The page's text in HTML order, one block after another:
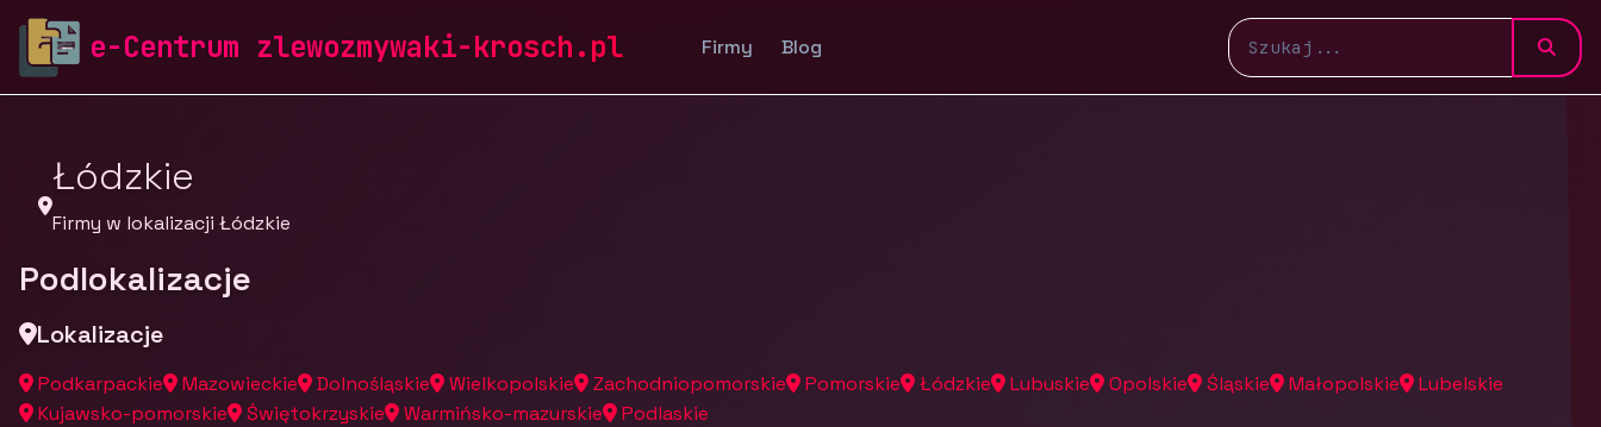
e-Centrum zlewozmywaki-krosch.pl Firmy Blog
zlewozmywaki-krosch.pl Firmy Firmy z województwa
Łódzkie
Firmy w lokalizacji Łódzkie
Podlokalizacje
Lokalizacje
Podkarpackie Mazowieckie Dolnośląskie Wielkopolskie Zachodniopomorskie Pomorskie Łódzkie Lubuskie Opolskie Śląskie Małopolskie
Lubelskie
Kujawsko-pomorskie
Świętokrzyskie Warmińsko-mazurskie Podlaskie